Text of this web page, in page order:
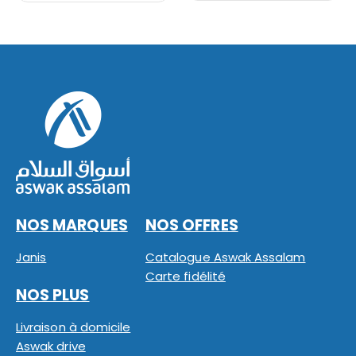
NOS MARQUES
Janis
NOS OFFRES
Catalogue Aswak Assalam
Carte fidélité
NOS PLUS
Livraison à domicile
Aswak drive